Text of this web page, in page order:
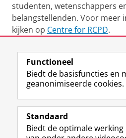
studenten, wetenschappers
belangstellenden. Voor meer
kijken op Centre for RCPD.
Laatst gewijzigd: 19 januari
Volg de RUG
F
a
e
Studiekiezers
Functioneel
Biedt de basisfuncties en
geanonimiseerde cookies.
Standaard
Biedt de optimale